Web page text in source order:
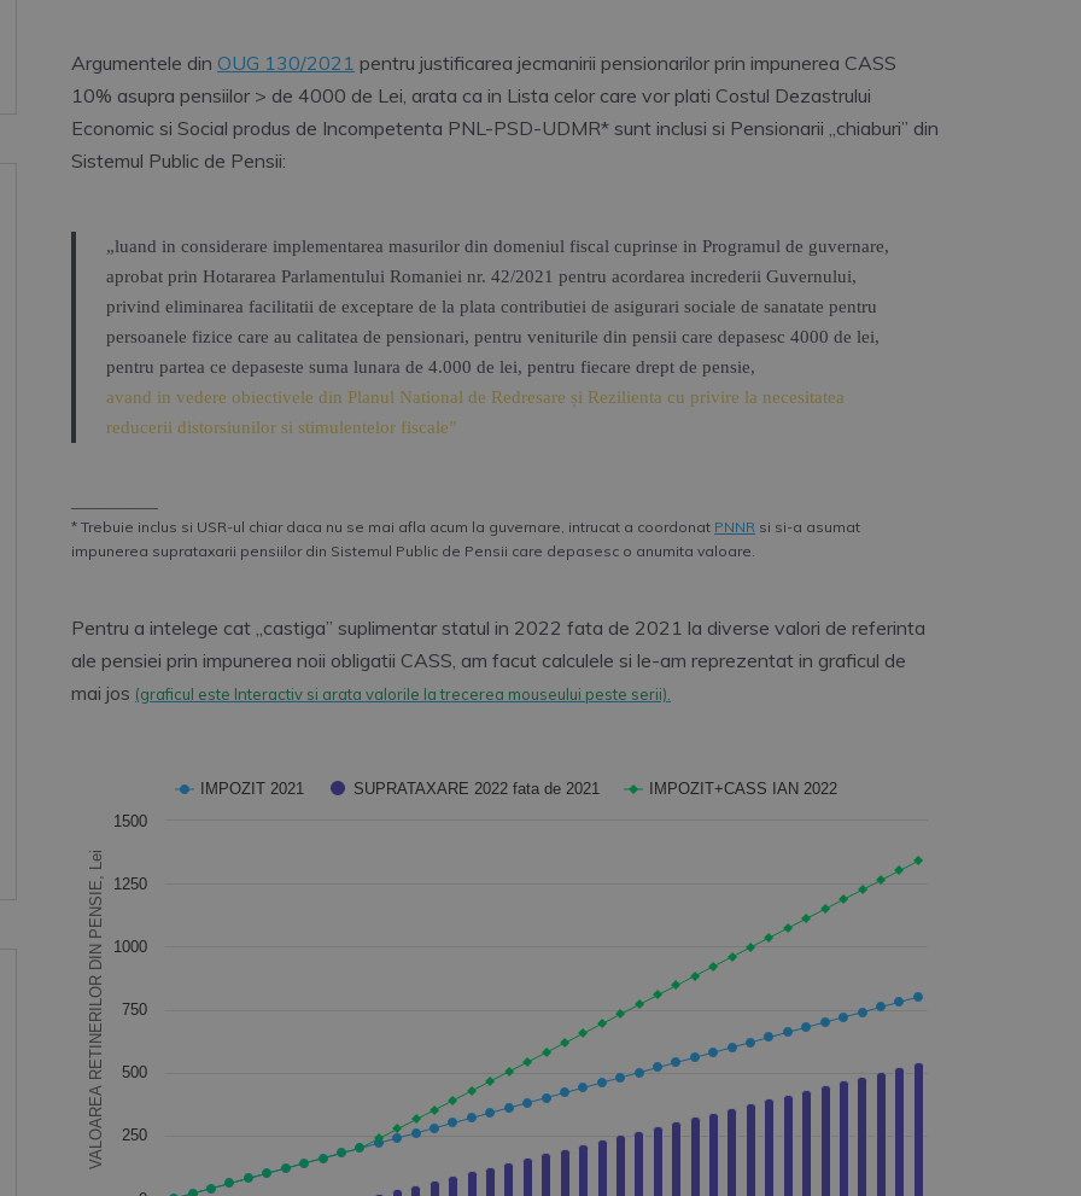
Argumentele din OUG 130/2021 pentru justificarea jecmanirii pensionarilor prin impunerea CASS
10% asupra pensiilor > de 4000 de Lei, arata ca in Lista celor care vor plati Costul Dezastrului
Economic si Social produs de Incompetenta PNL-PSD-UDMR* sunt inclusi si Pensionarii „chiaburi” din
Sistemul Public de Pensii:
„luand in considerare implementarea masurilor din domeniul fiscal cuprinse in Programul de guvernare,
aprobat prin Hotararea Parlamentului Romaniei nr. 42/2021 pentru acordarea increderii Guvernului,
privind eliminarea facilitatii de exceptare de la plata contributiei de asigurari sociale de sanatate pentru
persoanele fizice care au calitatea de pensionari, pentru veniturile din pensii care depasesc 4000 de lei,
pentru partea ce depaseste suma lunara de 4.000 de lei, pentru fiecare drept de pensie,
avand in vedere obiectivele din Planul National de Redresare și Rezilienta cu privire la necesitatea
reducerii distorsiunilor si stimulentelor fiscale”
* Trebuie inclus si USR-ul chiar daca nu se mai afla acum la guvernare, intrucat a coordonat PNNR si si-a asumat
impunerea suprataxarii pensiilor din Sistemul Public de Pensii care depasesc o anumita valoare.
Pentru a intelege cat „castiga” suplimentar statul in 2022 fata de 2021 la diverse valori de referinta
ale pensiei prin impunerea noii obligatii CASS, am facut calculele si le-am reprezentat in graficul de
mai jos (graficul este Interactiv si arata valorile la trecerea mouseului peste serii).
Combination chart with 3 data series.
The chart has 1 X axis displaying VALOAREA PENSIEI, Lei.
The chart has 1 Y axis displaying VALOAREA RETINERILOR DIN PENSIE, Lei. Data ranges from 0 to 1340.
VALOAREA RETINERILOR DIN PENSIE, Lei
IMPOZIT 2021 SUPRATAXARE 2022 fata de 2021 IMPOZIT+CASS IAN 2022
250
500
750
1000
1250
1500